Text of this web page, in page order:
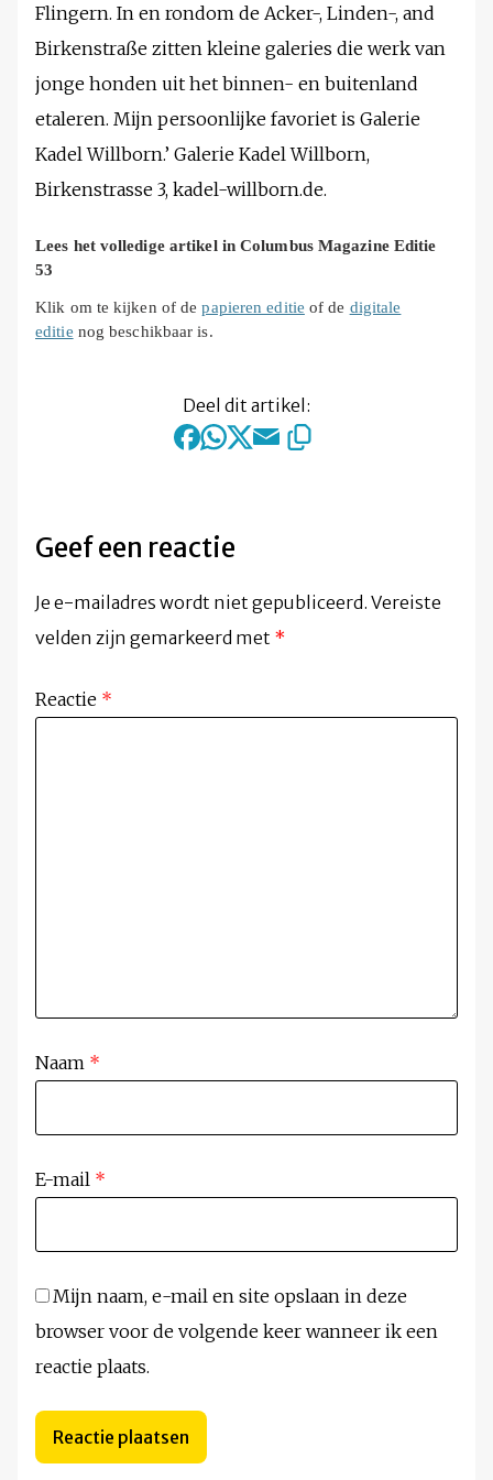
Flingern. In en rondom de Acker-, Linden-, and
Birkenstraße zitten kleine galeries die werk van
jonge honden uit het binnen- en buitenland
etaleren. Mijn persoonlijke favoriet is Galerie
Kadel Willborn.’ Galerie Kadel Willborn,
Birkenstrasse 3, kadel-willborn.de.
Lees het volledige artikel in Columbus Magazine Editie
53
Klik om te kijken of depapieren editie of de digitale
editie nog beschikbaar is.
Deel dit artikel:
Geef een reactie
Je e-mailadres wordt niet gepubliceerd. Vereiste
velden zijn gemarkeerd met *
Reactie *
Naam *
E-mail *
Mijn naam, e-mail en site opslaan in deze
browser voor de volgende keer wanneer ik een
reactie plaats.